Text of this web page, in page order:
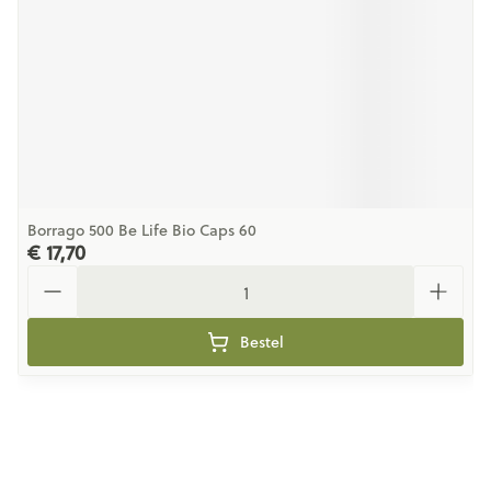
Borrago 500 Be Life Bio Caps 60
€ 17,70
Bestel